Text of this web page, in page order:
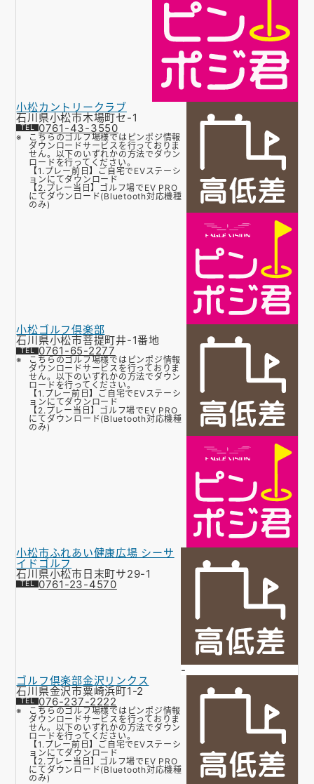
小松カントリークラブ
石川県小松市木場町セ-1
0761-43-3550
こちらのゴルフ場様ではピンポジ情報
ダウンロードサービスを行っておりま
せん。以下のいずれかの方法でダウン
ロードを行ってください。
【1.プレー前日】ご自宅でEVステーシ
ョンにてダウンロード
【2.プレー当日】ゴルフ場でEV PRO
にてダウンロード(Bluetooth対応機種
のみ)
小松ゴルフ倶楽部
石川県小松市菩提町井-1番地
0761-65-2277
こちらのゴルフ場様ではピンポジ情報
ダウンロードサービスを行っておりま
せん。以下のいずれかの方法でダウン
ロードを行ってください。
【1.プレー前日】ご自宅でEVステーシ
ョンにてダウンロード
【2.プレー当日】ゴルフ場でEV PRO
にてダウンロード(Bluetooth対応機種
のみ)
小松市ふれあい健康広場 シーサ
イドゴルフ
石川県小松市日末町サ29-1
0761-23-4570
-
ゴルフ倶楽部金沢リンクス
石川県金沢市粟崎浜町1-2
076-237-2222
こちらのゴルフ場様ではピンポジ情報
ダウンロードサービスを行っておりま
せん。以下のいずれかの方法でダウン
ロードを行ってください。
【1.プレー前日】ご自宅でEVステーシ
ョンにてダウンロード
【2.プレー当日】ゴルフ場でEV PRO
にてダウンロード(Bluetooth対応機種
のみ)